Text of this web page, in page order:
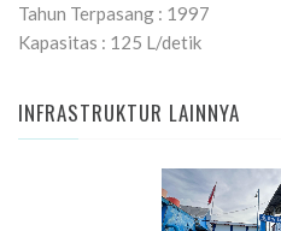
INFRASTRUKTUR LAINNYA
Tahun Terpasang : 1997
Kapasitas : 125 L/detik